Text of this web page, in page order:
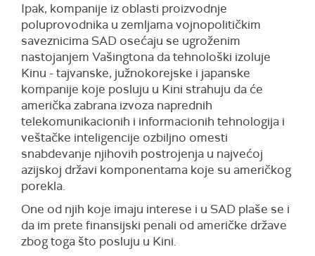
Ipak, kompanije iz oblasti proizvodnje
poluprovodnika u zemljama vojnopolitičkim
saveznicima SAD osećaju se ugroženim
nastojanjem Vašingtona da tehnološki izoluje
Kinu - tajvanske, južnokorejske i japanske
kompanije koje posluju u Kini strahuju da će
američka zabrana izvoza naprednih
telekomunikacionih i informacionih tehnologija i
veštačke inteligencije ozbiljno omesti
snabdevanje njihovih postrojenja u najvećoj
azijskoj državi komponentama koje su američkog
porekla.
One od njih koje imaju interese i u SAD plaše se i
da im prete finansijski penali od američke države
zbog toga što posluju u Kini.